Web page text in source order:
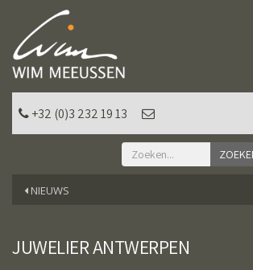
+32 (0)3 232 19 13
NIEUWS
JUWELIER ANTWERPEN